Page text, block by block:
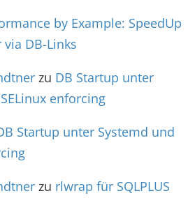
by Example: SpeedUp
DB-Links
zu DB Startup unter
enforcing
Startup unter Systemd und
zu rlwrap für SQLPLUS